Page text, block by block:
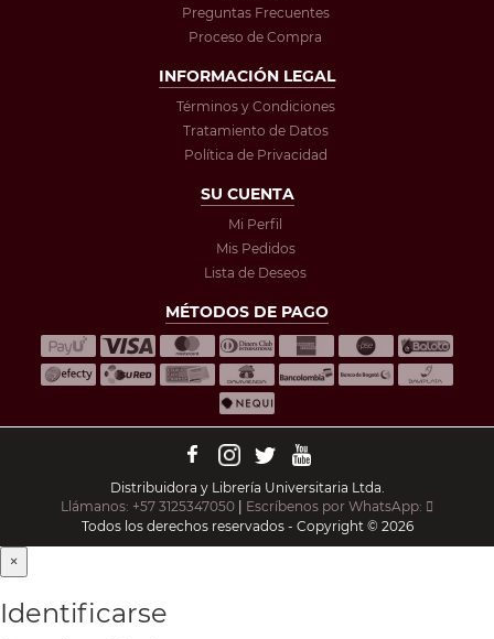
Preguntas Frecuentes
Proceso de Compra
INFORMACIÓN LEGAL
Términos y Condiciones
Tratamiento de Datos
Política de Privacidad
SU CUENTA
Mi Perfil
Mis Pedidos
Lista de Deseos
MÉTODOS DE PAGO
Distribuidora y Librería Universitaria Ltda.
Llámanos: +57 3125347050 | Escríbenos por WhatsApp:
Todos los derechos reservados - Copyright © 2026
×
Identificarse